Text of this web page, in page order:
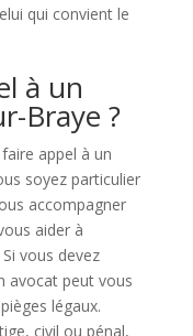
qui convient le
à un
Braye ?
appel à un
soyez particulier
accompagner
aider à
vous devez
avocat peut vous
légaux.
civil ou pénal,